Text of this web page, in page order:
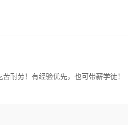
耐劳！有经验优先，也可带薪学徒！